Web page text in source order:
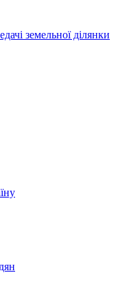
земельної ділянки